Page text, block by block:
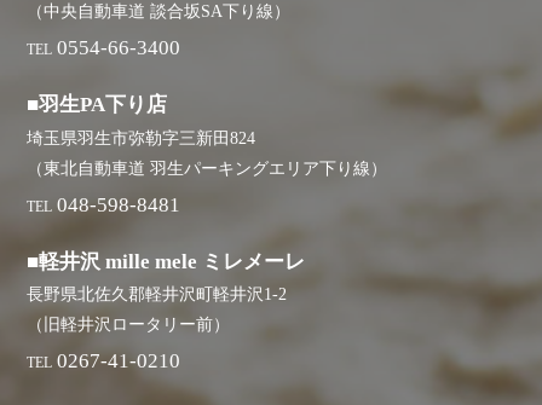
（中央自動車道 談合坂SA下り線）
TEL 0554-66-3400
■羽生PA下り店
埼玉県羽生市弥勒字三新田824
（東北自動車道 羽生パーキングエリア下り線）
TEL 048-598-8481
■軽井沢 mille mele ミレメーレ
長野県北佐久郡軽井沢町軽井沢1-2
（旧軽井沢ロータリー前）
TEL 0267-41-0210